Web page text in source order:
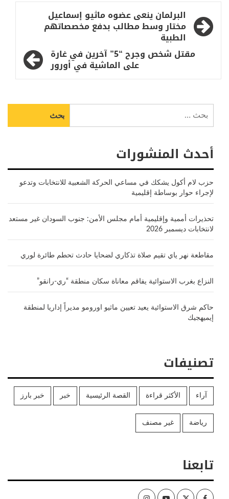
تصفّح
المقالات
البرلمان ينعى عضوه ماثيو إسماعيل
مختار وسط مطالب بدفع مخصصاتهم
الطبية
مقتل شخص وجرح “5” آخرين في غارة
على الماشية في أورور
عن:
أحدث المنشورات
حزب لام أكول يشكك في مساعي الحركة الشعبية للانتخابات وتدعو
لإجراء حوار بوساطة إقليمية
تحذيرات أممية وإقليمية أمام مجلس الأمن: جنوب السودان غير مستعد
لانتخابات ديسمبر 2026
مقاطعة نهر ياي تقيم صلاة تذكاري لضحايا حادث تحطم طائرة لوري
النزاع بغرب الاستوائية يفاقم معاناة سكان منطقة “ري-رانقو”
حاكم شرق الاستوائية يعيد تعيين ماثيو اورومو مديراً إداريا لمنطقة
إيميهجيك
تصنيفات
آراء الأكثر قراءة القصة الرئيسية خبر خبر بارز
رياضة غير مصنف
تابعنا